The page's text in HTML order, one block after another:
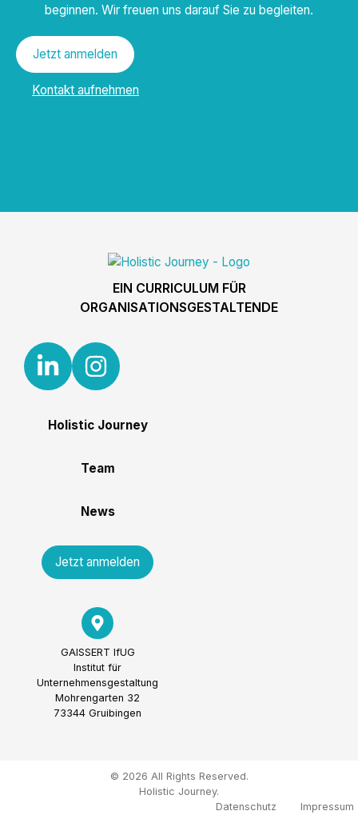
beginnen. Wir freuen uns darauf Sie zu begleiten.
Jetzt anmelden
Kontakt aufnehmen
EIN CURRICULUM FÜR
ORGANISATIONSGESTALTENDE
Holistic Journey
Team
News
Jetzt anmelden
GAISSERT IfUG
Institut für
Unternehmensgestaltung
Mohrengarten 32
73344 Gruibingen
© 2026 All Rights Reserved.
Holistic Journey.
Datenschutz
Impressum